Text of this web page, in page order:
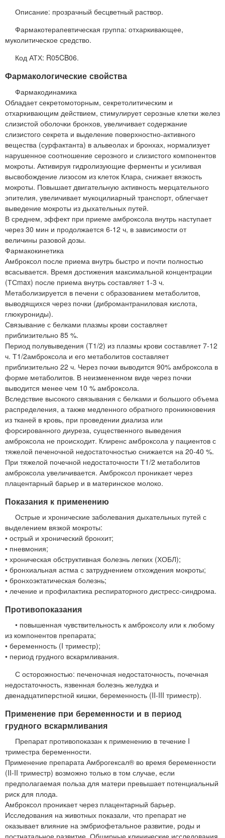
Описание: прозрачный бесцветный раствор.
Фармакотерапевтическая группа: отхаркивающее,
муколитическое средство.
Код АТХ: R05CB06.
Фармакологические свойства
Фармакодинамика
Обладает секретомоторным, секретолитическим и
отхаркивающим действием, стимулирует серозные клетки желез
слизистой оболочки бронхов, увеличивает содержание
слизистого секрета и выделение поверхностно-активного
вещества (сурфактанта) в альвеолах и бронхах, нормализует
нарушенное соотношение серозного и слизистого компонентов
мокроты. Активируя гидролизующие ферменты и усиливая
высвобождение лизосом из клеток Клара, снижает вязкость
мокроты. Повышает двигательную активность мерцательного
эпителия, увеличивает мукоцилиарный транспорт, облегчает
выведение мокроты из дыхательных путей.
В среднем, эффект при приеме амброксола внутрь наступает
через 30 мин и продолжается 6-12 ч, в зависимости от
величины разовой дозы.
Фармакокинетика
Амброксол после приема внутрь быстро и почти полностью
всасывается. Время достижения максимальной концентрации
(ТСmax) после приема внутрь составляет 1-3 ч.
Метаболизируется в печени с образованием метаболитов,
выводящихся через почки (дибромантраниловая кислота,
глюкурониды).
Связывание с белками плазмы крови составляет
приблизительно 85 %.
Период полувыведения (Т1/2) из плазмы крови составляет 7-12
ч. Т1/2амброксола и его метаболитов составляет
приблизительно 22 ч. Через почки выводится 90% амброксола в
форме метаболитов. В неизмененном виде через почки
выводится менее чем 10 % амброксола.
Вследствие высокого связывания с белками и большого объема
распределения, а также медленного обратного проникновения
из тканей в кровь, при проведении диализа или
форсированного диуреза, существенного выведения
амброксола не происходит. Клиренс амброксола у пациентов с
тяжелой печеночной недостаточностью снижается на 20-40 %.
При тяжелой почечной недостаточности Т1/2 метаболитов
амброксола увеличивается. Амброксол проникает через
плацентарный барьер и в материнское молоко.
Показания к применению
Острые и хронические заболевания дыхательных путей с
выделением вязкой мокроты:
• острый и хронический бронхит;
• пневмония;
• хроническая обструктивная болезнь легких (ХОБЛ);
• бронхиальная астма с затруднением отхождения мокроты;
• бронхоэктатическая болезнь;
• лечение и профилактика респираторного дистресс-синдрома.
Противопоказания
• повышенная чувствительность к амброксолу или к любому
из компонентов препарата;
• беременность (I триместр);
• период грудного вскармливания.
С осторожностью: печеночная недостаточность, почечная
недостаточность, язвенная болезнь желудка и
двенадцатиперстной кишки, беременность (II-III триместр).
Применение при беременности и в период
грудного вскармливания
Препарат противопоказан к применению в течение I
триместра беременности.
Применение препарата Амброгексал® во время беременности
(II-II триместр) возможно только в том случае, если
предполагаемая польза для матери превышает потенциальный
риск для плода.
Амброксол проникает через плацентарный барьер.
Исследования на животных показали, что препарат не
оказывает влияние на эмбриофетальное развитие, роды и